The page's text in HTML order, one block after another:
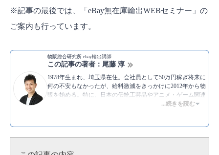
※記事の最後では、「eBay無在庫輸出WEBセミナー」の
ご案内も行っています。
物販総合研究所 ebay輸出講師
この記事の著者：尾藤 淳
1978年生まれ、埼玉県在住。会社員として50万円稼ぎ将来に
何の不安もなかったが、給料激減をきっかけに2012年から物
販を始める。特に、日本の伝統工芸品やアニメ・ゲーム関連
商品などを海外の人に販売する、ebay輸出が得意。ebayでの
▶Twitter：https://twitter.com/bitojun
...続きを読む